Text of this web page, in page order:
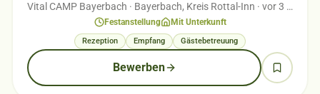
Vital CAMP Bayerbach · Bayerbach, Kreis Rottal-Inn · vor 3 Monaten
Festanstellung Mit Unterkunft
Rezeption Empfang Gästebetreuung
Bewerben